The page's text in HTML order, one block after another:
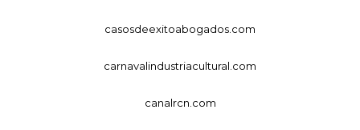
casosdeexitoabogados.com
carnavalindustriacultural.com
canalrcn.com